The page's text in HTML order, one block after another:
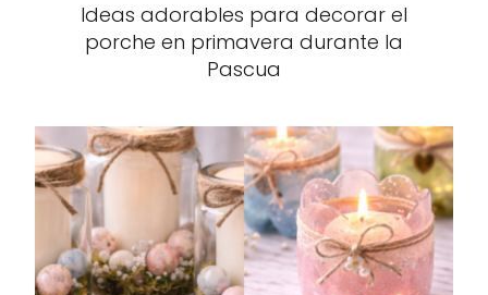
Ideas adorables para decorar el
porche en primavera durante la
Pascua